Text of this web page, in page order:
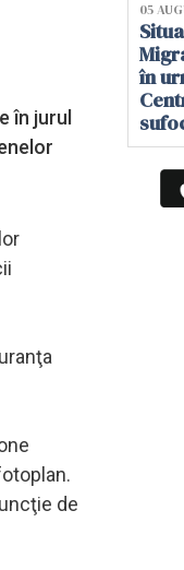
în jurul
de
05
în